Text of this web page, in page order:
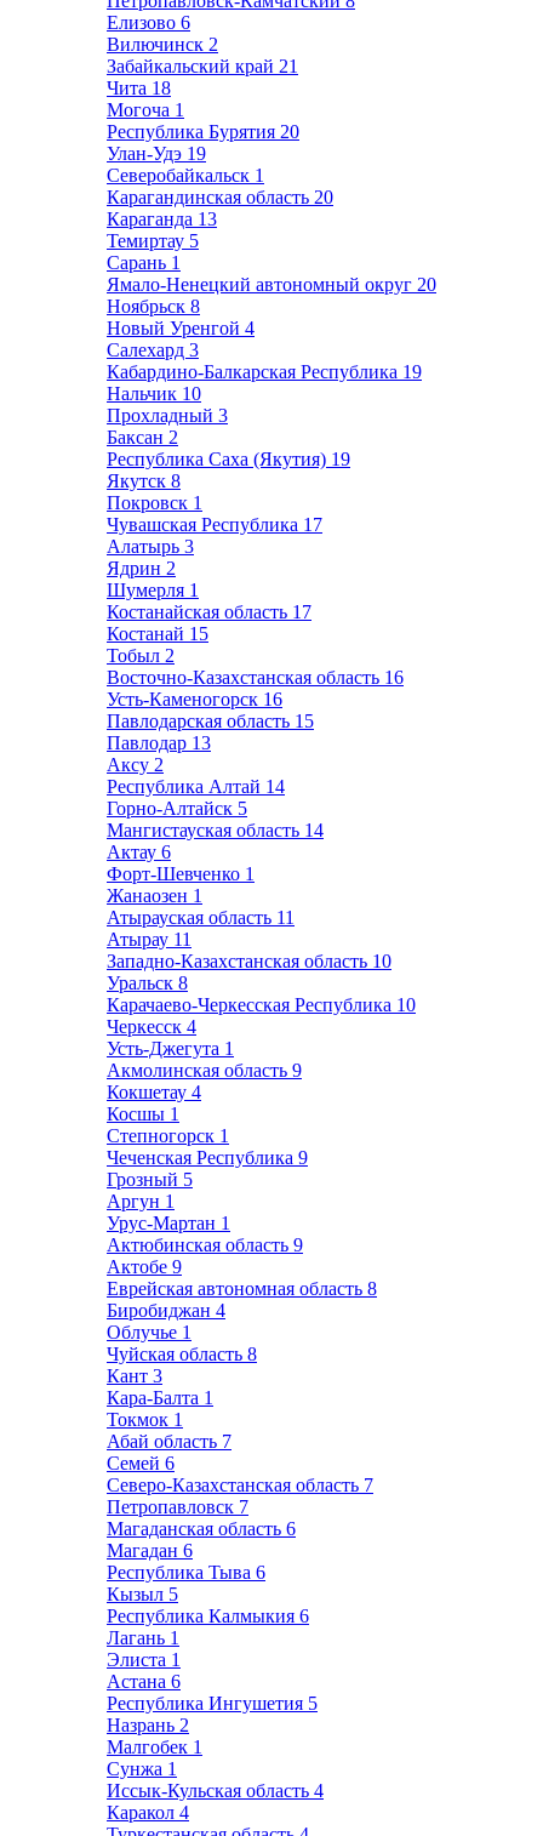
Елизово 6
Вилючинск 2
Забайкальский край 21
Чита 18
Могоча 1
Республика Бурятия 20
Улан-Удэ 19
Северобайкальск 1
Карагандинская область 20
Караганда 13
Темиртау 5
Сарань 1
Ямало-Ненецкий автономный округ 20
Ноябрьск 8
Новый Уренгой 4
Салехард 3
Кабардино-Балкарская Республика 19
Нальчик 10
Прохладный 3
Баксан 2
Республика Саха (Якутия) 19
Якутск 8
Покровск 1
Чувашская Республика 17
Алатырь 3
Ядрин 2
Шумерля 1
Костанайская область 17
Костанай 15
Тобыл 2
Восточно-Казахстанская область 16
Усть-Каменогорск 16
Павлодарская область 15
Павлодар 13
Аксу 2
Республика Алтай 14
Горно-Алтайск 5
Мангистауская область 14
Актау 6
Форт-Шевченко 1
Жанаозен 1
Атырауская область 11
Атырау 11
Западно-Казахстанская область 10
Уральск 8
Карачаево-Черкесская Республика 10
Черкесск 4
Усть-Джегута 1
Акмолинская область 9
Кокшетау 4
Косшы 1
Степногорск 1
Чеченская Республика 9
Грозный 5
Аргун 1
Урус-Мартан 1
Актюбинская область 9
Актобе 9
Еврейская автономная область 8
Биробиджан 4
Облучье 1
Чуйская область 8
Кант 3
Кара-Балта 1
Токмок 1
Абай область 7
Семей 6
Северо-Казахстанская область 7
Петропавловск 7
Магаданская область 6
Магадан 6
Республика Тыва 6
Кызыл 5
Республика Калмыкия 6
Лагань 1
Элиста 1
Астана 6
Республика Ингушетия 5
Назрань 2
Малгобек 1
Сунжа 1
Иссык-Кульская область 4
Каракол 4